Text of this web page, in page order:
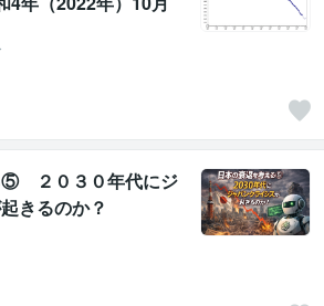
月20日公表）
⑤ ２０３０年代にジ
きるのか？